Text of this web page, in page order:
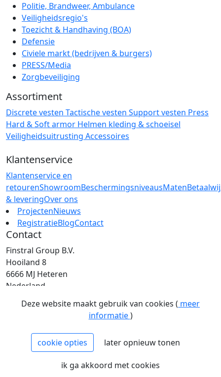
Politie, Brandweer, Ambulance
Veiligheidsregio's
Toezicht & Handhaving (BOA)
Defensie
Civiele markt (bedrijven & burgers)
PRESS/Media
Zorgbeveiliging
Assortiment
Discrete vesten Tactische vesten Support vesten Press
Hard & Soft armor Helmen kleding & schoeisel
Veiligheidsuitrusting Accessoires
Klantenservice
Klantenservice en
retourenShowroomBeschermingsniveausMaten
& leveringOver ons
ProjectenNieuws
RegistratieBlogContact
Contact
Finstral Group B.V.
Hooiland 8
6666 MJ Heteren
Nederland
E: info@finstral.nl
BTW: NL813263025B01
EORI: NL813263025
NCAGE: H2NM0
Deze website maakt gebruik van cookies ( meer
informatie)
cookie opties later opnieuw tonen
ik ga akkoord met cookies